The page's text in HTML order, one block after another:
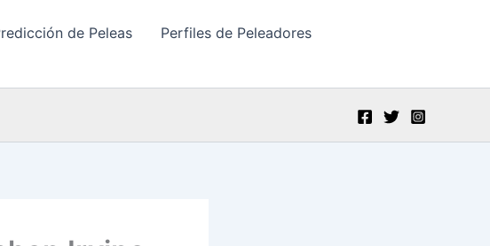
de Peleas
Perfiles de Peleadores